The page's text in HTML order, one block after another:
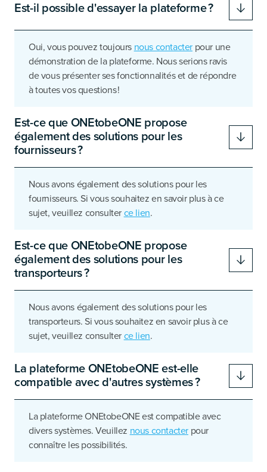
Est-il possible d'essayer la plateforme ?
Oui, vous pouvez toujours nous contacter pour une
démonstration de la plateforme. Nous serions ravis
de vous présenter ses fonctionnalités et de répondre
à toutes vos questions !
Est-ce que ONEtobeONE propose
également des solutions pour les
fournisseurs ?
Nous avons également des solutions pour les
fournisseurs. Si vous souhaitez en savoir plus à ce
sujet, veuillez consulter ce lien.
Est-ce que ONEtobeONE propose
également des solutions pour les
transporteurs ?
Nous avons également des solutions pour les
transporteurs. Si vous souhaitez en savoir plus à ce
sujet, veuillez consulter ce lien.
La plateforme ONEtobeONE est-elle
compatible avec d'autres systèmes ?
La plateforme ONEtobeONE est compatible avec
divers systèmes. Veuillez nous contacter pour
connaître les possibilités.